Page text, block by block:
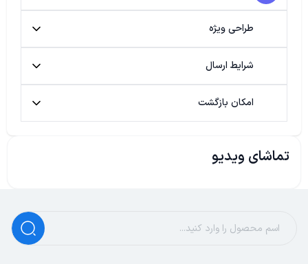
طراحی ویژه
شرایط ارسال
امکان بازگشت
تماشای ویدیو